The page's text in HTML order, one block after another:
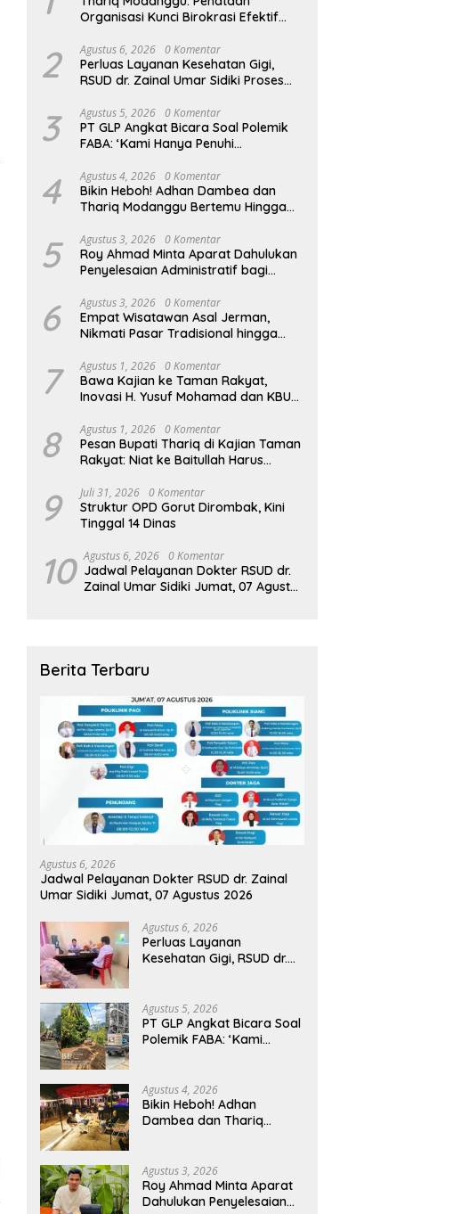
Organisasi Kunci Birokrasi Efektif
2 Agustus 6, 2026 0 Komentar
Perluas Layanan Kesehatan Gigi,
RSUD dr. Zainal Umar Sidiki Proses
Konservasi Gigi
3 Agustus 5, 2026 0 Komentar
PT GLP Angkat Bicara Soal Polemik
FABA: ‘Kami Hanya Penuhi
4 Agustus 4, 2026 0 Komentar
Bikin Heboh! Adhan Dambea dan
Thariq Modanggu Bertemu Hingga
5 Agustus 3, 2026 0 Komentar
Roy Ahmad Minta Aparat Dahulukan
Penyelesaian Administratif bagi
6 Agustus 3, 2026 0 Komentar
Empat Wisatawan Asal Jerman,
Nikmati Pasar Tradisional hingga
7 Agustus 1, 2026 0 Komentar
Bawa Kajian ke Taman Rakyat,
Inovasi H. Yusuf Mohamad dan KBU
8 Agustus 1, 2026 0 Komentar
Pesan Bupati Thariq di Kajian Taman
Rakyat: Niat ke Baitullah Harus
9 Juli 31, 2026 0 Komentar
Struktur OPD Gorut Dirombak, Kini
Tinggal 14 Dinas
10 Agustus 6, 2026 0 Komentar
Jadwal Pelayanan Dokter RSUD dr.
Zainal Umar Sidiki Jumat, 07 Agustus
Berita Terbaru
Agustus 6, 2026
Jadwal Pelayanan Dokter RSUD dr. Zainal
Umar Sidiki Jumat, 07 Agustus 2026
Agustus 6, 2026
Perluas Layanan
Kesehatan Gigi, RSUD dr.
Konservasi Gigi
Agustus 5, 2026
PT GLP Angkat Bicara Soal
Polemik FABA: ‘Kami
Agustus 4, 2026
Bikin Heboh! Adhan
Dambea dan Thariq
Agustus 3, 2026
Roy Ahmad Minta Aparat
Dahulukan Penyelesaian